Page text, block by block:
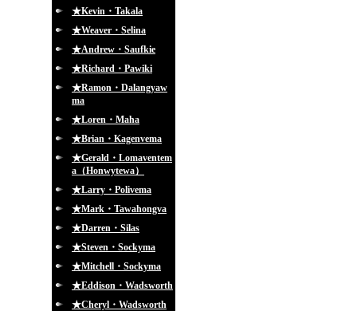
★Kevin・Takala
★Weaver・Selina
★Andrew・Saufkie
★Richard・Pawiki
★Ramon・Dalangyaw
ma
★Loren・Maha
★Brian・Kagenvema
★Gerald・Lomaventem
a（Honwytewa）
★Larry・Polivema
★Mark・Tawahongva
★Darren・Silas
★Steven・Sockyma
★Mitchell・Sockyma
★Eddison・Wadsworth
★Cheryl・Wadsworth